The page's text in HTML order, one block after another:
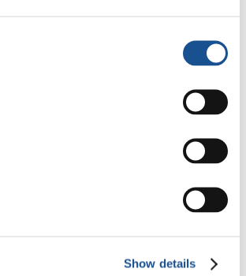
Show details
histórias de ecologia, esporte
Festival Re-Imagine Peace: de